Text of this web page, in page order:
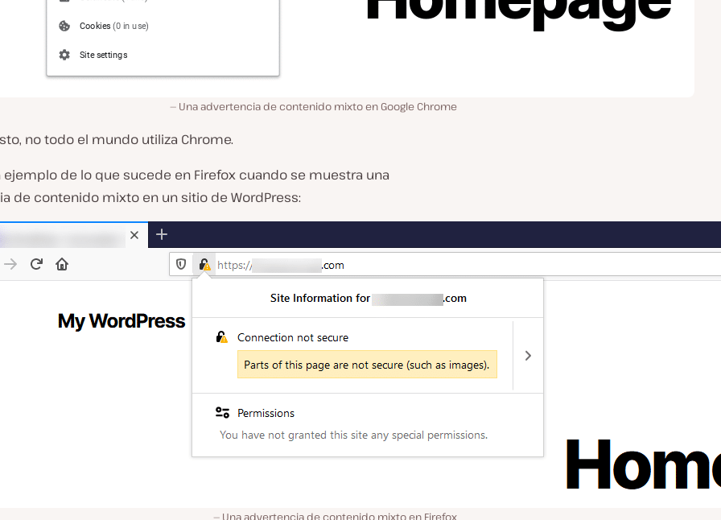
Una advertencia de contenido mixto en Google Chrome
no todo el mundo utiliza Chrome.
ejemplo de lo que sucede en Firefox cuando se muestra una
de contenido mixto en un sitio de WordPress:
Una advertencia de contenido mixto en Firefox